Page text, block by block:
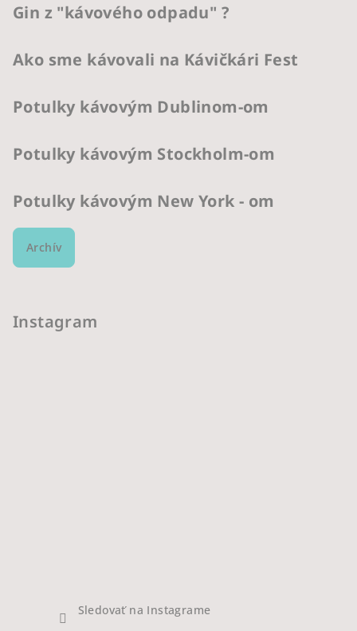
Gin z "kávového odpadu" ?
Ako sme kávovali na Kávičkári Fest
Potulky kávovým Dublinom-om
Potulky kávovým Stockholm-om
Potulky kávovým New York - om
Archív
Instagram
Sledovať na Instagrame